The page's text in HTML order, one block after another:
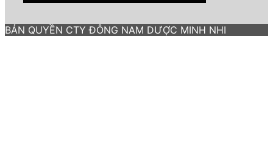
BẢN QUYỀN CTY ĐÔNG NAM DƯỢC MINH NHI